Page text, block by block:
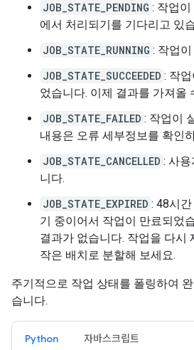
JOB_STATE_PENDING : 작업
에서 처리되기를 기다리고 있
JOB_STATE_RUNNING : 작업
JOB_STATE_SUCCEEDED : 작
었습니다. 이제 결과를 가져올
JOB_STATE_FAILED : 작업이
내용은 오류 세부정보를 확인
JOB_STATE_CANCELLED : 사
니다.
JOB_STATE_EXPIRED : 48시
기 중이어서 작업이 만료되었
결과가 없습니다. 작업을 다시
작은 배치로 분할해 보세요.
주기적으로 작업 상태를 폴링하여
습니다.
Python 자바스크립트